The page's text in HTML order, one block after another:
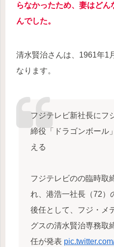
らなかったため、妻はど
んでした。
清水賢治さんは、1961年1
なります。
フジテレビ新社長にフ
締役「ドラゴンボール
える
フジテレビのの臨時取
れ、港浩一社長（72）
後任として、フジ・メ
グスの清水賢治専務取
任が発表